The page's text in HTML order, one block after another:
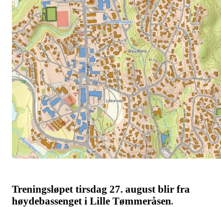
Treningsløpet tirsdag 27. august blir fra
høydebassenget i Lille Tømmeråsen.